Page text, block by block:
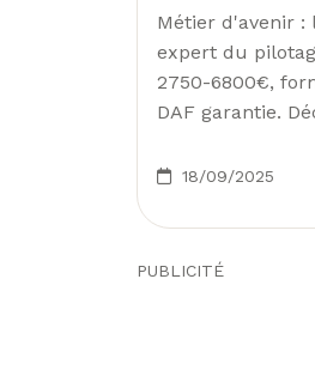
Métier d'avenir :
expert du
2750-6800€,
DAF garantie.
18/09/2025
PUBLICITÉ